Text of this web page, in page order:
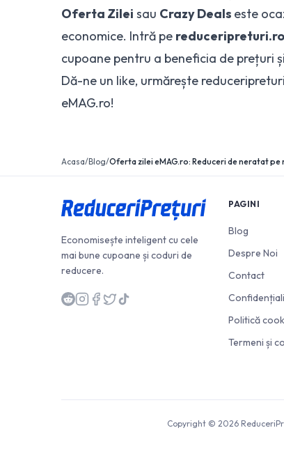
Oferta Zilei sau Crazy Deals este
economice. Intră pe reduceripreturi.ro
cupoane pentru a beneficia de prețuri
Dă-ne un like, urmărește
eMAG.ro!
Acasa/Blog/
Economisește inteligent cu cele
mai bune cupoane și coduri de
reducere.
PAGINI
Blog
Despre Noi
Contact
Politică
Termeni și
Copyright © 2026